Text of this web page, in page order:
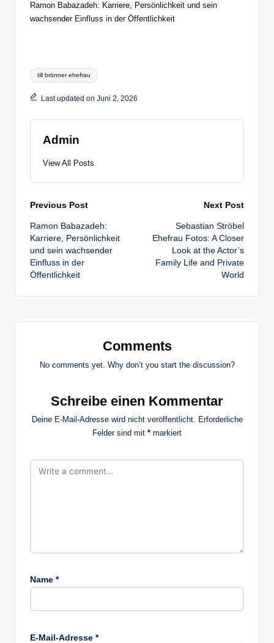
Ramon Babazadeh: Karriere, Persönlichkeit und sein
wachsender Einfluss in der Öffentlichkeit
Tags:
till brönner ehefrau
Last updated on Juni 2, 2026
Admin
View All Posts
Post
navigation
Previous Post
Ramon Babazadeh:
Karriere, Persönlichkeit
und sein wachsender
Einfluss in der
Öffentlichkeit
Next Post
Sebastian Ströbel
Ehefrau Fotos: A Closer
Look at the Actor’s
Family Life and Private
World
Comments
No comments yet. Why don’t you start the discussion?
Schreibe einen Kommentar
Deine E-Mail-Adresse wird nicht veröffentlicht. Erforderliche
Felder sind mit * markiert
Name *
E-Mail-Adresse *